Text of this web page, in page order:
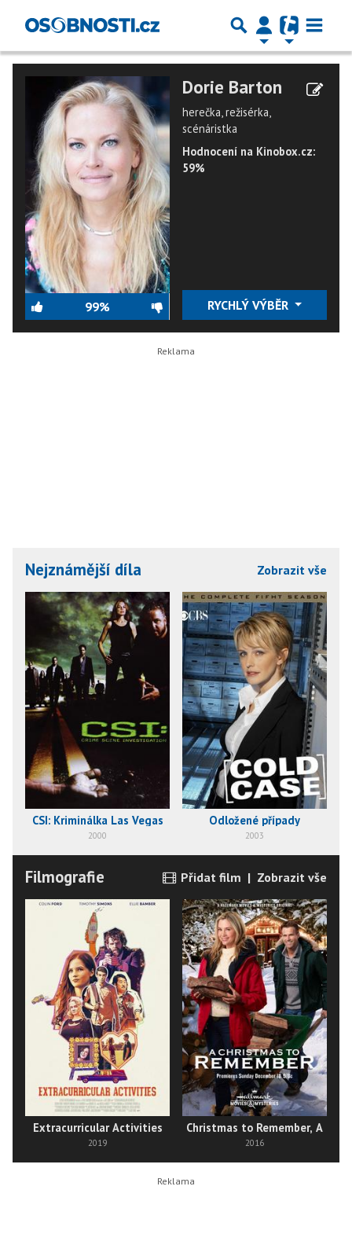
99%
Dorie Barton
herečka, režisérka,
scénáristka
Hodnocení na Kinobox.cz:
59%
RYCHLÝ VÝBĚR
Nejznámější díla Zobrazit vše
CSI: Kriminálka Las Vegas
2000
Odložené případy
2003
Filmografie Přidat film | Zobrazit vše
Extracurricular Activities
2019
Christmas to Remember, A
2016